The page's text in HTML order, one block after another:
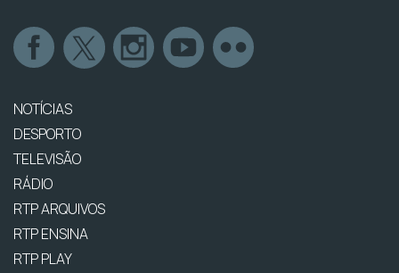
NOTÍCIAS
DESPORTO
TELEVISÃO
RÁDIO
RTP ARQUIVOS
RTP ENSINA
RTP PLAY